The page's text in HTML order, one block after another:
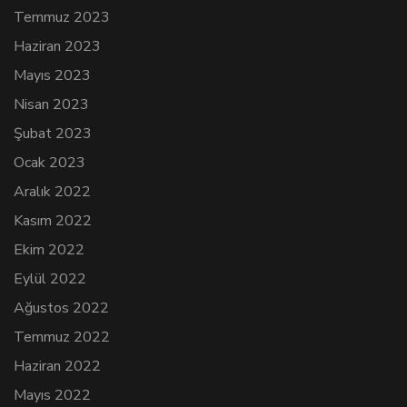
Temmuz 2023
Haziran 2023
Mayıs 2023
Nisan 2023
Şubat 2023
Ocak 2023
Aralık 2022
Kasım 2022
Ekim 2022
Eylül 2022
Ağustos 2022
Temmuz 2022
Haziran 2022
Mayıs 2022